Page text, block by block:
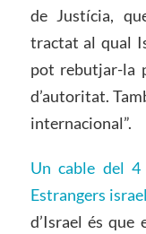
de Justícia,
tractat al qual
pot rebutjar-la
d’autoritat.
internacional”.
Un cable del 4
Estrangers
d’Israel és